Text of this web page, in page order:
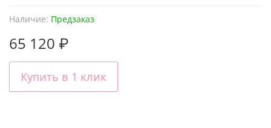
Наличие: Предзаказ
65 120 ₽
Купить в 1 клик